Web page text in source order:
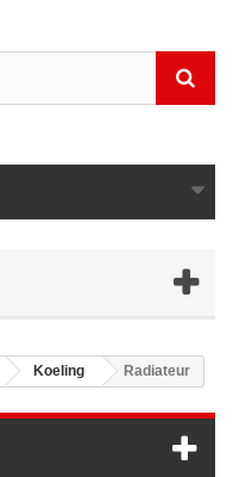
Koeling Radiateur